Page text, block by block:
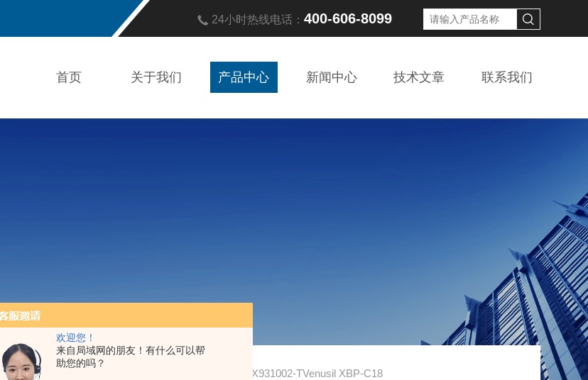
欢迎您！
来自局域网的朋友！有什么可以帮
助您的吗？
24小时热线电话： 400-606-8099
首页 关于我们 产品中心 新闻中心 技术文章 联系我们
产品中心/ / VX931002-TVenusil XBP-C18